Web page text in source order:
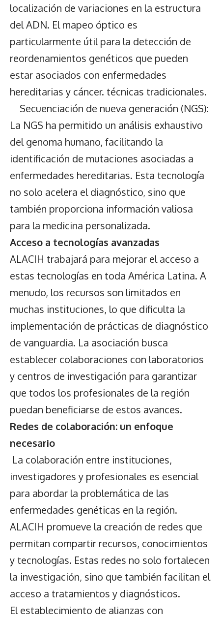
localización de variaciones en la estructura
del ADN. El mapeo óptico es
particularmente útil para la detección de
reordenamientos genéticos que pueden
estar asociados con enfermedades
hereditarias y cáncer. técnicas tradicionales.
Secuenciación de nueva generación (NGS):
La NGS ha permitido un análisis exhaustivo
del genoma humano, facilitando la
identificación de mutaciones asociadas a
enfermedades hereditarias. Esta tecnología
no solo acelera el diagnóstico, sino que
también proporciona información valiosa
para la medicina personalizada.
Acceso a tecnologías avanzadas
ALACIH trabajará para mejorar el acceso a
estas tecnologías en toda América Latina. A
menudo, los recursos son limitados en
muchas instituciones, lo que dificulta la
implementación de prácticas de diagnóstico
de vanguardia. La asociación busca
establecer colaboraciones con laboratorios
y centros de investigación para garantizar
que todos los profesionales de la región
puedan beneficiarse de estos avances.
Redes de colaboración: un enfoque
necesario
La colaboración entre instituciones,
investigadores y profesionales es esencial
para abordar la problemática de las
enfermedades genéticas en la región.
ALACIH promueve la creación de redes que
permitan compartir recursos, conocimientos
y tecnologías. Estas redes no solo fortalecen
la investigación, sino que también facilitan el
acceso a tratamientos y diagnósticos.
El establecimiento de alianzas con